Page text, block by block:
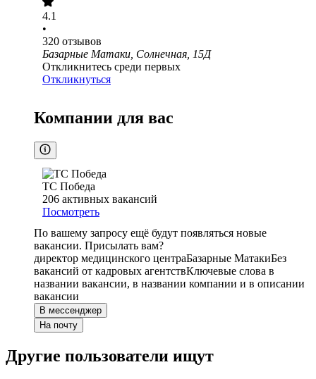
4.1
•
320 отзывов
Базарные Матаки, Солнечная, 15Д
Откликнитесь среди первых
Откликнуться
Компании для вас
ТС Победа
206 активных вакансий
Посмотреть
По вашему запросу ещё будут появляться новые
вакансии. Присылать вам?
директор медицинского центраБазарные МатакиБез
вакансий от кадровых агентствКлючевые слова в
названии вакансии, в названии компании и в описании
вакансии
В мессенджер
На почту
Другие пользователи ищут